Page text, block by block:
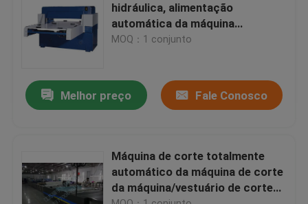
Contacte-nos
Máquina cortando hidráulica
Máquina cortando da imprensa hidráulica
Máquina de corte hidráulica do braço do balanço
hidráulica, alimentação
automática da máquina
hidráulica da imprensa do corte
MOQ：1 conjunto
Melhor preço Fale Conosco
Máquina de corte totalmente
automático da máquina de corte
da máquina/vestuário de corte